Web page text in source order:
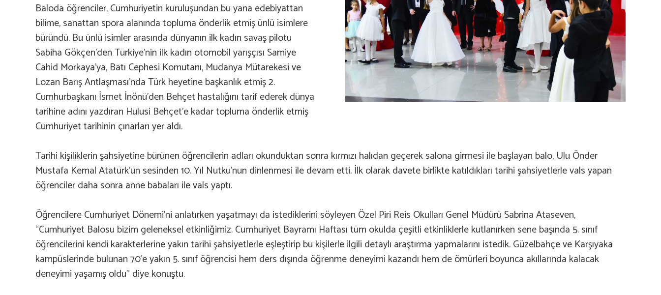
Baloda öğrenciler, Cumhuriyetin kuruluşundan bu yana edebiyattan
bilime, sanattan spora alanında topluma önderlik etmiş ünlü isimlere
büründü. Bu ünlü isimler arasında dünyanın ilk kadın savaş pilotu
Sabiha Gökçen’den Türkiye’nin ilk kadın otomobil yarışçısı Samiye
Cahid Morkaya’ya, Batı Cephesi Komutanı, Mudanya Mütarekesi ve
Lozan Barış Antlaşması’nda Türk heyetine başkanlık etmiş 2.
Cumhurbaşkanı İsmet İnönü’den Behçet hastalığını tarif ederek dünya
tarihine adını yazdıran Hulusi Behçet’e kadar topluma önderlik etmiş
Cumhuriyet tarihinin çınarları yer aldı.
Tarihi kişiliklerin şahsiyetine bürünen öğrencilerin adları okunduktan sonra kırmızı halıdan geçerek salona girmesi ile başlayan balo, Ulu Önder
Mustafa Kemal Atatürk’ün sesinden 10. Yıl Nutku’nun dinlenmesi ile devam etti. İlk olarak davete birlikte katıldıkları tarihi şahsiyetlerle vals yapan
öğrenciler daha sonra anne babaları ile vals yaptı.
Öğrencilere Cumhuriyet Dönemi’ni anlatırken yaşatmayı da istediklerini söyleyen Özel Piri Reis Okulları Genel Müdürü Sabrina Ataseven,
“Cumhuriyet Balosu bizim geleneksel etkinliğimiz. Cumhuriyet Bayramı Haftası tüm okulda çeşitli etkinliklerle kutlanırken sene başında 5. sınıf
öğrencilerini kendi karakterlerine yakın tarihi şahsiyetlerle eşleştirip bu kişilerle ilgili detaylı araştırma yapmalarını istedik. Güzelbahçe ve Karşıyaka
kampüslerinde bulunan 70’e yakın 5. sınıf öğrencisi hem ders dışında öğrenme deneyimi kazandı hem de ömürleri boyunca akıllarında kalacak
deneyimi yaşamış oldu” diye konuştu.